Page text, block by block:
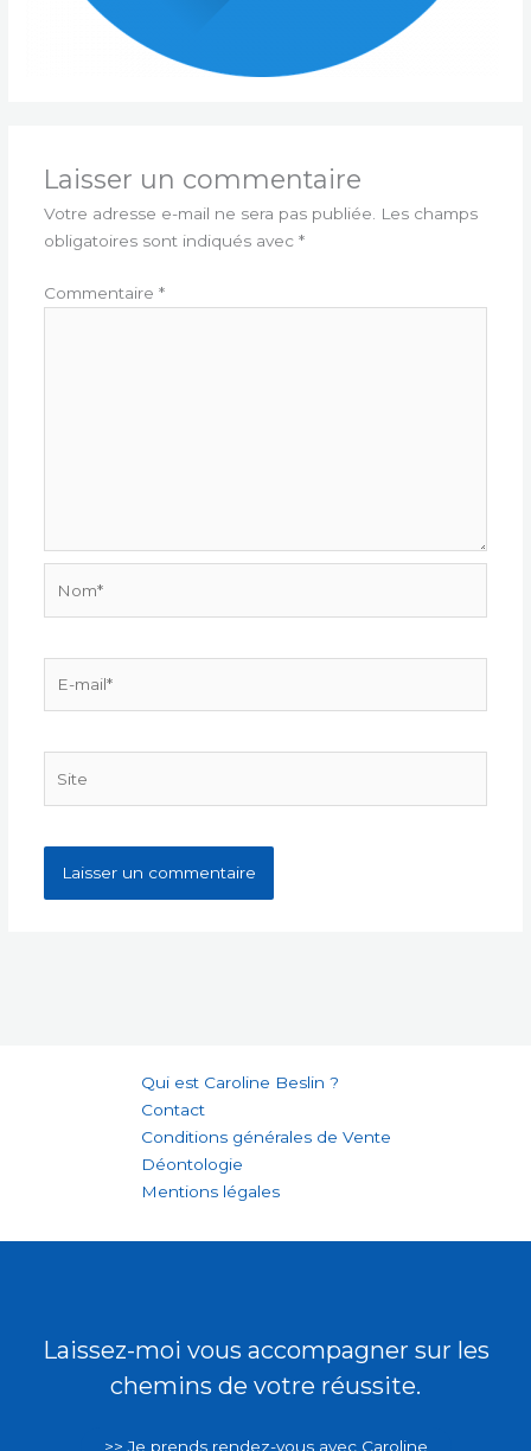
Laisser un commentaire
Votre adresse e-mail ne sera pas publiée. Les champs
obligatoires sont indiqués avec *
Commentaire *
Qui est Caroline Beslin ?
Contact
Conditions générales de Vente
Déontologie
Mentions légales
Laissez-moi vous accompagner sur les
chemins de votre réussite.
>> Je prends rendez-vous avec Caroline